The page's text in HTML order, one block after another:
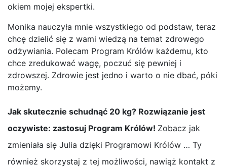
okiem mojej ekspertki.
Monika nauczyła mnie wszystkiego od podstaw, teraz
chcę dzielić się z wami wiedzą na temat zdrowego
odżywiania. Polecam Program Królów każdemu, kto
chce zredukować wagę, poczuć się pewniej i
zdrowszej. Zdrowie jest jedno i warto o nie dbać, póki
możemy.
Jak skutecznie schudnąć 20 kg? Rozwiązanie jest
oczywiste: zastosuj Program Królów! Zobacz jak
zmieniała się Julia dzięki Programowi Królów … Ty
również skorzystaj z tej możliwości, nawiąż kontakt z